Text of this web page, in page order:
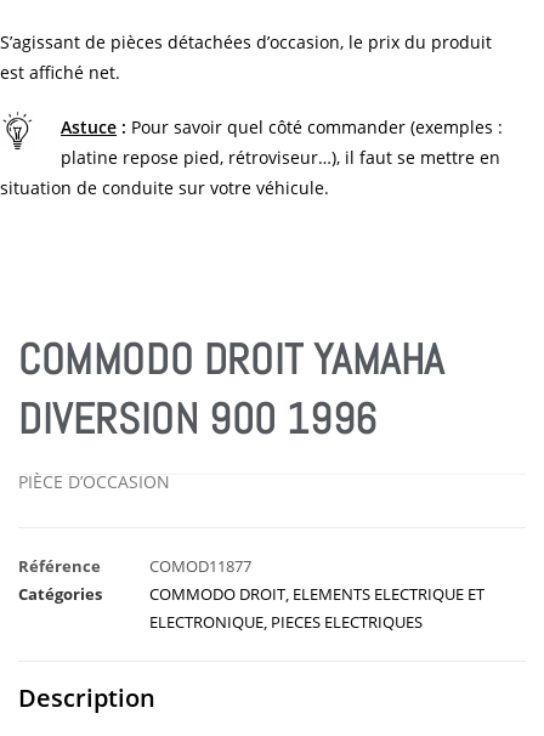
S’agissant de pièces détachées d’occasion, le prix du produit
est affiché net.
Astuce : Pour savoir quel côté commander (exemples :
platine repose pied, rétroviseur…), il faut se mettre en
situation de conduite sur votre véhicule.
COMMODO DROIT YAMAHA
DIVERSION 900 1996
PIÈCE D’OCCASION
Référence
COMOD11877
Catégories
COMMODO DROIT ELEMENTS ELECTRIQUE ET
ELECTRONIQUE PIECES ELECTRIQUES
Description